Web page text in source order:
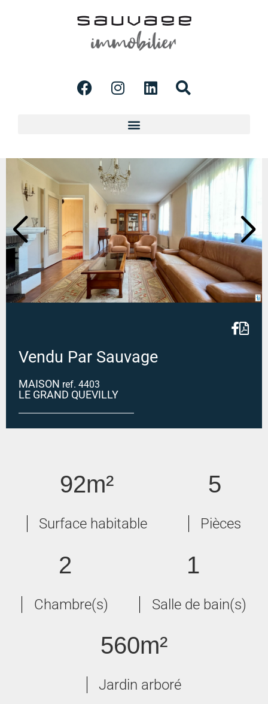
Vendu Par Sauvage
MAISON ref. 4403
LE GRAND QUEVILLY
92m²
Surface habitable
5
Pièces
2
Chambre(s)
1
Salle de bain(s)
560m²
Jardin arboré